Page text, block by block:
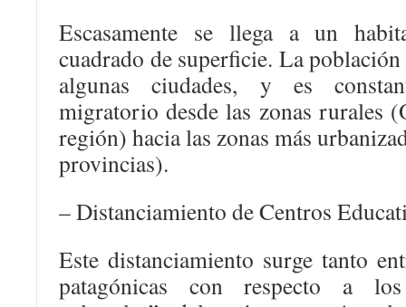
Escasamente se llega a un
cuadrado de superficie. La
algunas ciudades, y es
migratorio desde las zonas rurales
región) hacia las zonas más
provincias).
– Distanciamiento de Centros
Este distanciamiento surge tanto
patagónicas con respecto a